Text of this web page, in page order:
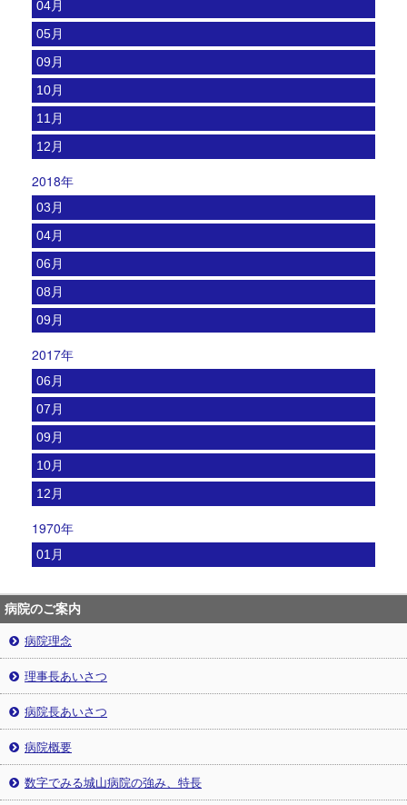
04月
05月
09月
10月
11月
12月
2018年
03月
04月
06月
08月
09月
2017年
06月
07月
09月
10月
12月
1970年
01月
病院のご案内
病院理念
理事長あいさつ
病院長あいさつ
病院概要
数字でみる城山病院の強み、特長